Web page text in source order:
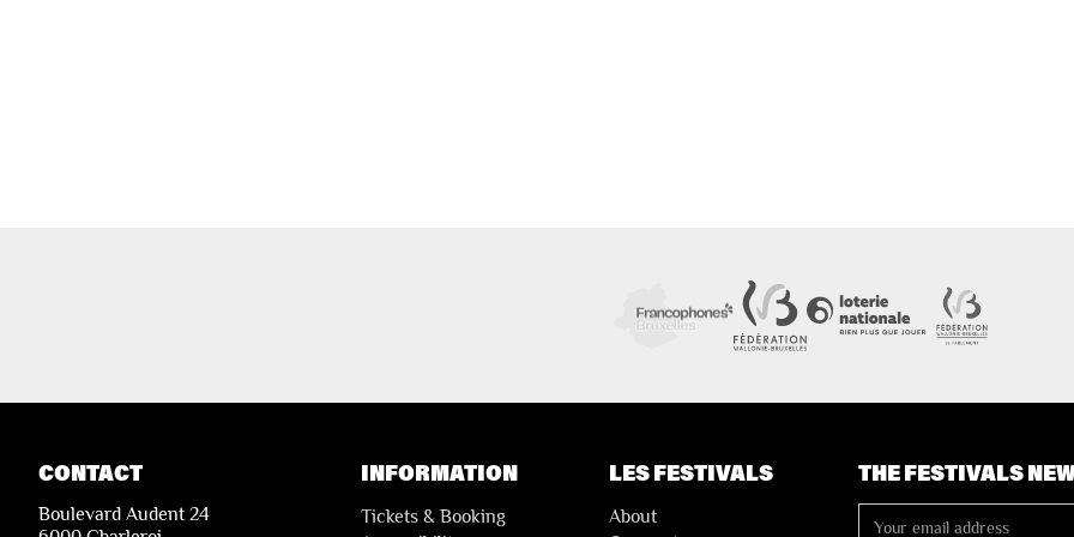
CONTACT
Boulevard Audent 24
INFORMATION
Tickets & Booking
LES FESTIVALS
About
THE FESTIVALS